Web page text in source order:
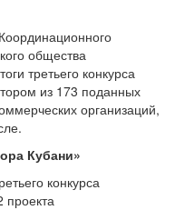
общества
третьего конкурса
из 173 поданных
организаций,
Кубани»
конкурса
проекта